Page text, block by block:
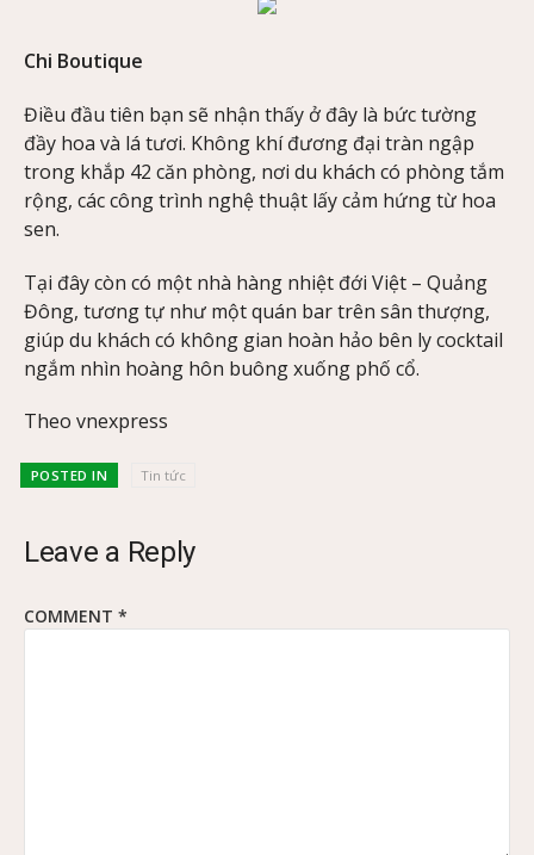
Chi Boutique
Điều đầu tiên bạn sẽ nhận thấy ở đây là bức tường
đầy hoa và lá tươi. Không khí đương đại tràn ngập
trong khắp 42 căn phòng, nơi du khách có phòng tắm
rộng, các công trình nghệ thuật lấy cảm hứng từ hoa
sen.
Tại đây còn có một nhà hàng nhiệt đới Việt – Quảng
Đông, tương tự như một quán bar trên sân thượng,
giúp du khách có không gian hoàn hảo bên ly cocktail
ngắm nhìn hoàng hôn buông xuống phố cổ.
Theo vnexpress
POSTED IN Tin tức
Leave a Reply
COMMENT *